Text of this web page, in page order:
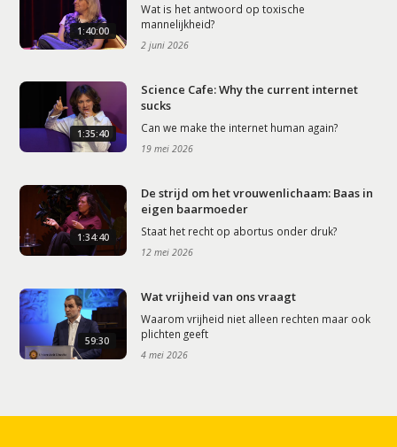
1:40:00
Wat is het antwoord op toxische
mannelijkheid?
2 juni 2026
1:35:40
Science Cafe: Why the current internet
sucks
Can we make the internet human again?
19 mei 2026
1:34:40
De strijd om het vrouwenlichaam: Baas in
eigen baarmoeder
Staat het recht op abortus onder druk?
12 mei 2026
59:30
Wat vrijheid van ons vraagt
Waarom vrijheid niet alleen rechten maar ook
plichten geeft
4 mei 2026